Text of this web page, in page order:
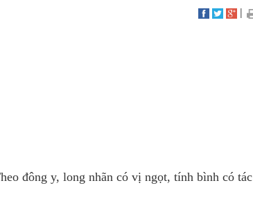
Nam
|
đông y, long nhãn có vị ngọt, tính bình có tác